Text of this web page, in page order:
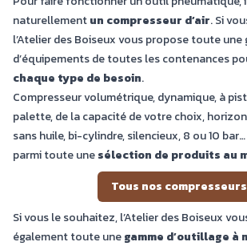
naturellementun compresseur d’air. Si
l’Atelier des Boiseux vous propose toute une
d’équipements de toutes les contenances
chaque type de besoin.
Compresseur volumétrique, dynamique, à
palette, de la capacité de votre choix,
sans huile, bi-cylindre, silencieux, 8 ou 10
parmi toute unesélection de produits au
Tous nos compresseurs
Si vous le souhaitez, l’Atelier des Boiseux
également toute unegamme d’outillage à